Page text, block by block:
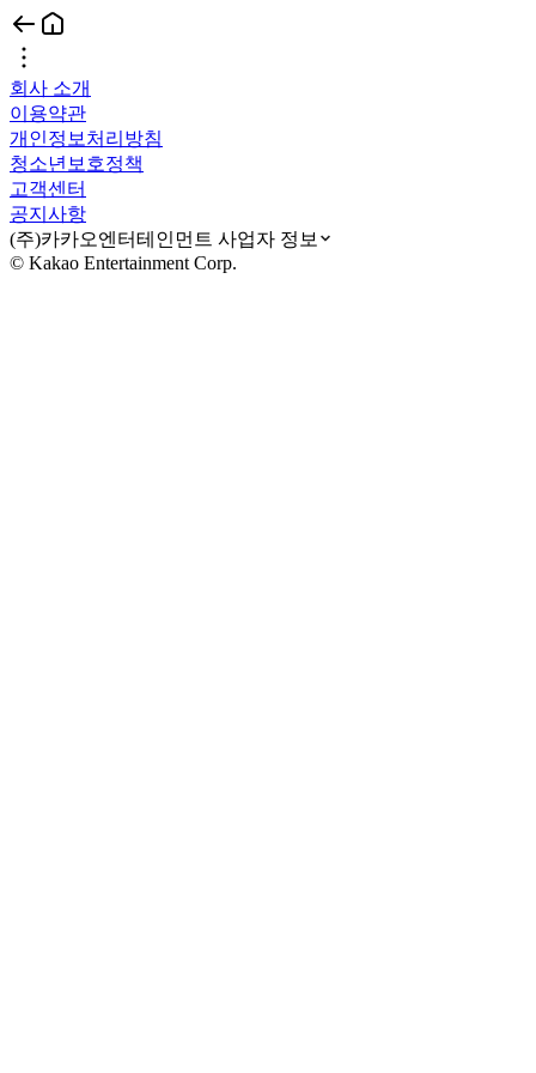
회사 소개
이용약관
개인정보처리방침
청소년보호정책
고객센터
공지사항
(주)카카오엔터테인먼트 사업자 정보
© Kakao Entertainment Corp.